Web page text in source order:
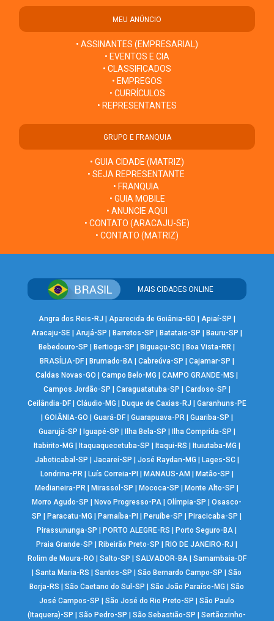
MEU ANÚNCIO
• ASSINANTES (EMPRESARIAL)
• EVENTOS E CIA
• CLASSIFICADOS
• EMPREGOS
• CURRÍCULOS
• REPRESENTANTES
GRUPO E FRANQUIA
• GUIA CIDADE (MATRIZ)
• SEJA REPRESENTANTE
• FRANQUIA
• GUIA MOBILE
• ANUNCIE AQUI
• CONTATO (ARACAJU-SE)
• CONTATO (MATRIZ)
MAIS CIDADES ONLINE
Angra dos Reis-RJ Aparecida de Goiânia-GO Apiaí-SP
Aracaju-SE |Arujá-SP Barretos-SP Batatais-SP Bauru-SP
Bebedouro-SP
Bertioga-SP Biguaçu-SC Boa Vista-RR
BRASÍLIA-DF| Brumado-BA| Cabreúva-SP Cajamar-SP
Caldas Novas-GO
|Campo Belo-MG |CAMPO GRANDE-MS
Campos Jordão-SP
Caraguatatuba-SP Cardoso-SP
Ceilândia-DF| Cláudio-MG Duque de Caxias-RJ
Garanhuns-PE
GOIÂNIA-GO Guará-DF| Guarapuava-PR| Guariba-SP
Guarujá-SP
Iguapé-SP Ilha Bela-SP Ilha Comprida-SP
Itabirito-MG
Itaquaquecetuba-SP Itaqui-RS Ituiutaba-MG
Jaboticabal-SP
Jacareí-SP José Raydan-MG Lages-SC|
Londrina-PR| Luís Correia-PI MANAUS-AM Matão-SP
Medianeira-PR
Mirassol-SP Mococa-SP Monte Alto-SP
Morro Agudo-SP
Novo Progresso-PA |Olímpia-SP |Osasco-
SP
Paracatu-MG Parnaíba-PI Peruíbe-SP Piracicaba-SP
Pirassununga-SP
PORTO ALEGRE-RS Porto Seguro-BA
Praia Grande-SP
Ribeirão Preto-SP RIO DE JANEIRO-RJ
Rolim de Moura-RO
Salto-SP SALVADOR-BA| Samambaia-DF
|Santa Maria-RS |Santos-SP |São Bernardo Campo-SP |São
Borja-RS
|São Caetano do Sul-SP |São João Paraíso-MG |São
José Campos-SP
|São José do Rio Preto-SP |São Paulo
(Itaquera)-SP
|São Pedro-SP |São Sebastião-SP |Sertãozinho-